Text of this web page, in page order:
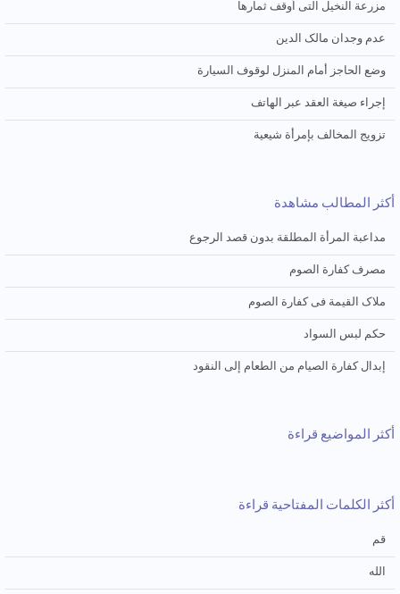
مزرعة النخیل التی اُوقف ثمارها
عدم وجدان مالک الدین
وضع الحاجز أمام المنزل لوقوف السیارة
إجراء صیغة العقد عبر الهاتف
تزویج المخالف بإمرأة شیعیة
أكثر المطالب مشاهدة
مداعبة المرأة المطلقة بدون قصد الرجوع
مصرف کفارة الصوم
ملاک القیمة فی کفارة الصوم
حکم لبس السواد
إبدال کفارة الصیام من الطعام إلی النقود
أكثر المواضيع قراءة
أكثر الكلمات المفتاحية قراءة
قم
الله